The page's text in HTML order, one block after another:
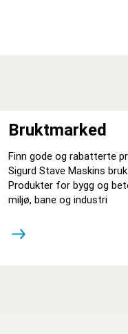
Bruktmarked
Finn gode og rabatterte
Sigurd Stave Maskins
Produkter for bygg og
miljø, bane og industri